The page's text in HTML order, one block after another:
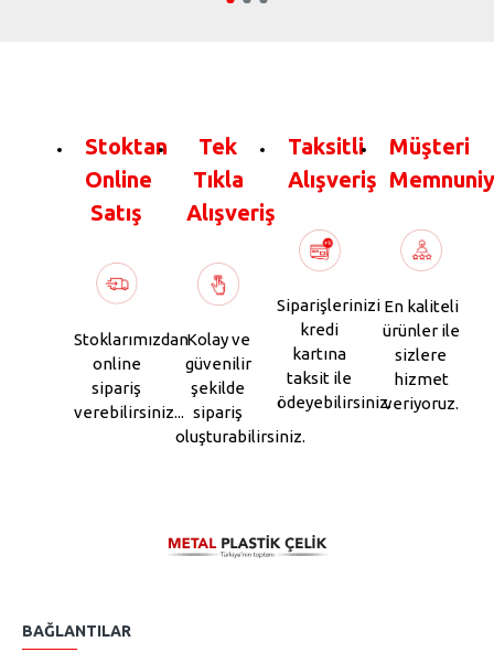
Stoktan
Online
Satış
Stoklarımızdan
online
sipariş
verebilirsiniz...
Tek
Tıkla
Alışveriş
Kolay ve
güvenilir
şekilde
sipariş
oluşturabilirsiniz.
Taksitli
Alışveriş
Siparişlerinizi
kredi
kartına
taksit ile
ödeyebilirsiniz.
Müşteri
En kaliteli
ürünler ile
sizlere
hizmet
veriyoruz.
BAĞLANTILAR